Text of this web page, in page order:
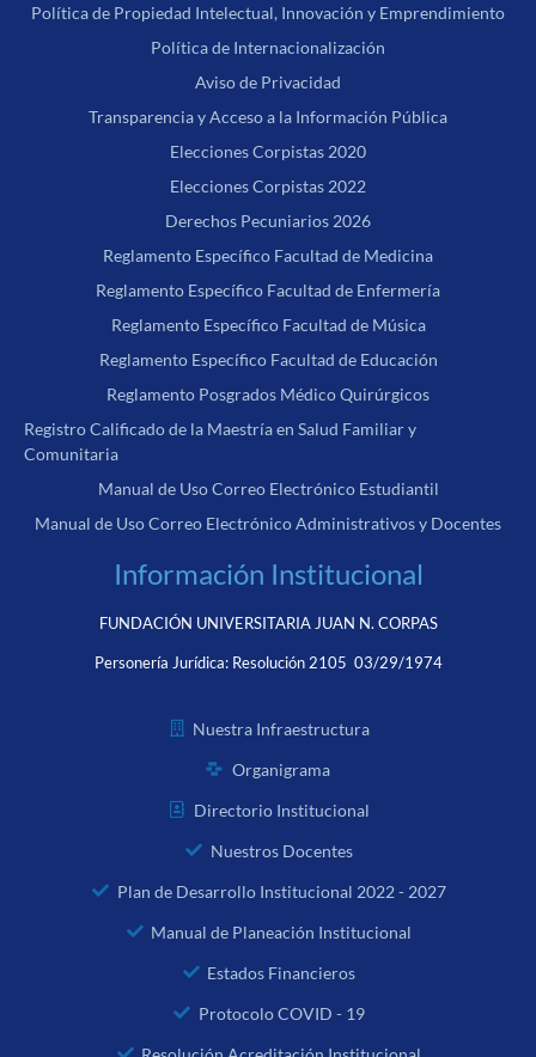
Política de Propiedad Intelectual, Innovación y Emprendimiento
Política de Internacionalización
Aviso de Privacidad
Transparencia y Acceso a la Información Pública
Elecciones Corpistas 2020
Elecciones Corpistas 2022
Derechos Pecuniarios 2026
Reglamento Específico Facultad de Medicina
Reglamento Específico Facultad de Enfermería
Reglamento Específico Facultad de Música
Reglamento Específico Facultad de Educación
Reglamento Posgrados Médico Quirúrgicos
Registro Calificado de la Maestría en Salud Familiar y
Comunitaria
Manual de Uso Correo Electrónico Estudiantil
Manual de Uso Correo Electrónico Administrativos y Docentes
Información Institucional
FUNDACIÓN UNIVERSITARIA JUAN N. CORPAS
Personería Jurídica: Resolución 2105 03/29/1974
Nuestra Infraestructura
Organigrama
Directorio Institucional
Nuestros Docentes
Plan de Desarrollo Institucional 2022 - 2027
Manual de Planeación Institucional
Estados Financieros
Protocolo COVID - 19